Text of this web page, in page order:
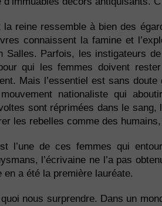
la reine ressemble à bien des
connaissent la famine et
Salles. Parfois, les instigateurs
qui les femmes doivent
Mais l’essentiel est sans
mouvement nationaliste qui
sont réprimées dans le
les rebelles comme des
l’une de ces femmes qui
l’écrivaine ne l’a pas
en a été la première lauréate.
nous surprendre. Dans un